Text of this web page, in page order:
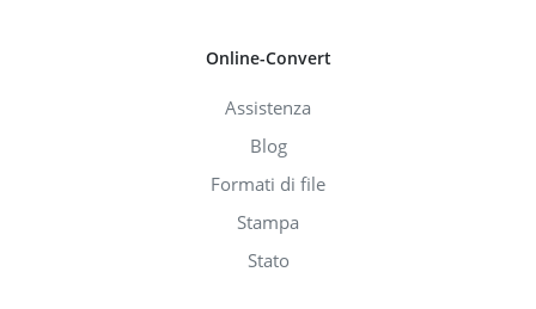
Online-Convert
Assistenza
Blog
Formati di file
Stampa
Stato